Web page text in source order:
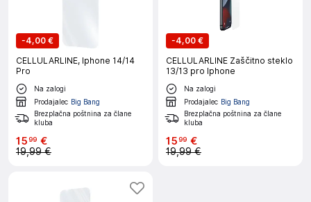
-4,00 €
CELLULARLINE, Iphone 14/14
Pro
Na zalogi
Prodajalec Big Bang
Brezplačna poštnina za člane
kluba
1599 €
19,99 €
-4,00 €
CELLULARLINE Zaščitno steklo
13/13 pro Iphone
Na zalogi
Prodajalec Big Bang
Brezplačna poštnina za člane
kluba
1599 €
19,99 €